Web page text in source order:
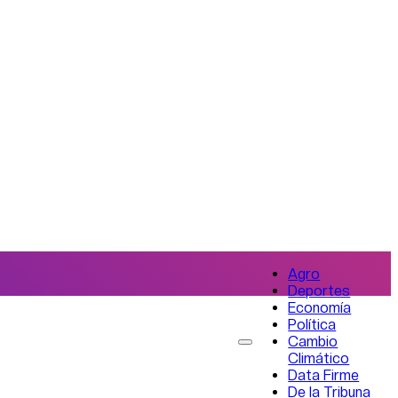
Agro
Deportes
Economía
Política
Cambio
Climático
Data Firme
De la Tribuna